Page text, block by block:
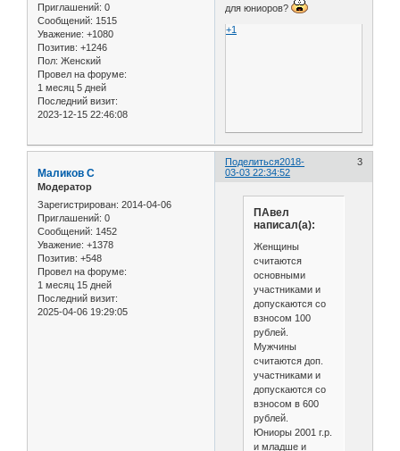
Приглашений: 0
Сообщений: 1515
Уважение: +1080
Позитив: +1246
Пол: Женский
Провел на форуме:
1 месяц 5 дней
Последний визит:
2023-12-15 22:46:08
для юниоров?
+1
Поделиться 3
2018-
03-03 22:34:52
Маликов С
Модератор
Зарегистрирован: 2014-04-06
Приглашений: 0
Сообщений: 1452
Уважение: +1378
Позитив: +548
Провел на форуме:
1 месяц 15 дней
Последний визит:
2025-04-06 19:29:05
ПАвел
написал(а):
Женщины
считаются
основными
участниками и
допускаются со
взносом 100
рублей.
Мужчины
считаются доп.
участниками и
допускаются со
взносом в 600
рублей.
Юниоры 2001 г.р.
и младше и